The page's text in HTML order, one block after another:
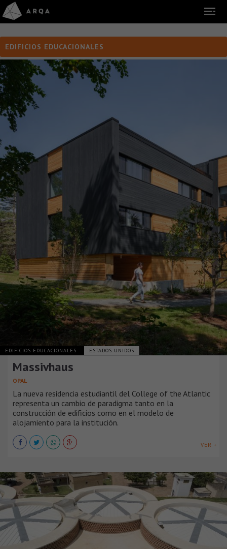
EDIFICIOS EDUCACIONALES
EDIFICIOS EDUCACIONALES ESTADOS UNIDOS
Massivhaus
OPAL
La nueva residencia estudiantil del College of the Atlantic
representa un cambio de paradigma tanto en la
construcción de edificios como en el modelo de
alojamiento para la institución.
VER +